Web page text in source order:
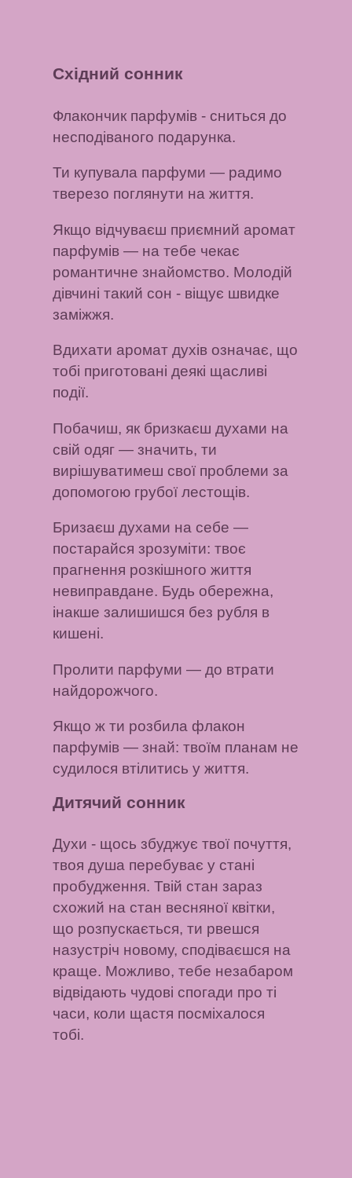
Східний сонник
Флакончик парфумів - сниться до
несподіваного подарунка.
Ти купувала парфуми — радимо
тверезо поглянути на життя.
Якщо відчуваєш приємний аромат
парфумів — на тебе чекає
романтичне знайомство. Молодій
дівчині такий сон - віщує швидке
заміжжя.
Вдихати аромат духів означає, що
тобі приготовані деякі щасливі
події.
Побачиш, як бризкаєш духами на
свій одяг — значить, ти
вирішуватимеш свої проблеми за
допомогою грубої лестощів.
Бризаєш духами на себе —
постарайся зрозуміти: твоє
прагнення розкішного життя
невиправдане. Будь обережна,
інакше залишишся без рубля в
кишені.
Пролити парфуми — до втрати
найдорожчого.
Якщо ж ти розбила флакон
парфумів — знай: твоїм планам не
судилося втілитись у життя.
Дитячий сонник
Духи - щось збуджує твої почуття,
твоя душа перебуває у стані
пробудження. Твій стан зараз
схожий на стан весняної квітки,
що розпускається, ти рвешся
назустріч новому, сподіваєшся на
краще. Можливо, тебе незабаром
відвідають чудові спогади про ті
часи, коли щастя посміхалося
тобі.